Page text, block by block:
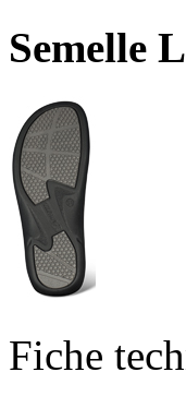
Semelle
Fiche